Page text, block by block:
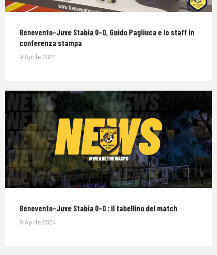
Benevento-Juve Stabia 0-0, Guido Pagliuca e lo staff in
conferenza stampa
9 Aprile 2024
Benevento-Juve Stabia 0-0 : il tabellino del match
8 Aprile 2024